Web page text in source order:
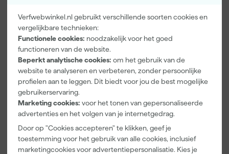
Verfwebwinkel.nl gebruikt verschillende soorten cookies en
vergelijkbare technieken:
Functionele cookies: noodzakelijk voor het goed
functioneren van de website.
Beperkt analytische cookies: om het gebruik van de
website te analyseren en verbeteren, zonder persoonlijke
profielen aan te leggen. Dit biedt voor jou de best mogelijke
gebruikerservaring.
Marketing cookies: voor het tonen van gepersonaliseerde
advertenties en het volgen van je internetgedrag.
Door op "Cookies accepteren" te klikken, geef je
toestemming voor het gebruik van alle cookies, inclusief
marketingcookies voor advertentiepersonalisatie. Kies je
Paintura
Lucamax
Washi tape -
50mx24mm
Morgen
bezorgd
Adviesprijs 6,00
3,99
incl. BTW
Go!Paint
Economy S
10cm Roller -
15 x 32 cm + 5
Morgen
2,99
incl. BTW
Muurverfset
6-delig
Morgen
Adviesprijs
19,
incl. BTW